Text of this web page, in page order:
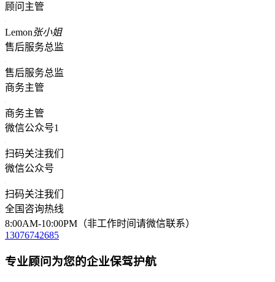
顾问主管
Lemon张小姐
售后服务总监
售后服务总监
商务主管
商务主管
微信公众号1
扫码关注我们
微信公众号
扫码关注我们
全国咨询热线
8:00AM-10:00PM（非工作时间请微信联系）
13076742685
专业顾问为您的企业保驾护航